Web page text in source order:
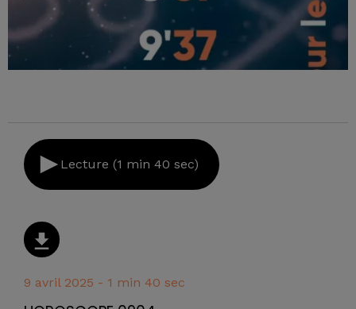
Lecture (1 min 40 sec)
9 avril 2025 - 1 min 40 sec